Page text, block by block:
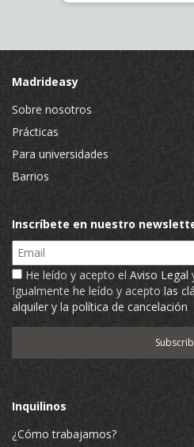
Madrideasy
Sobre nosotros
Prácticas
Para universidades
Barrios
Inscríbete en nuestro
Email
He leído y acepto el Aviso Legal
Igualmente he leído y acepto las
alquiler y la política de cancelación
Inquilinos
¿Cómo trabajamos?